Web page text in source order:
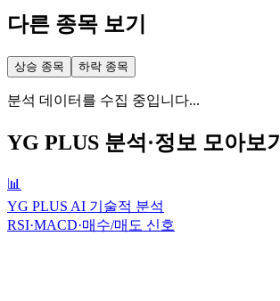
다른 종목 보기
상승 종목 하락 종목
분석 데이터를 수집 중입니다...
YG PLUS 분석·정보 모아보기
📊
YG PLUS AI 기술적 분석
RSI·MACD·매수/매도 신호